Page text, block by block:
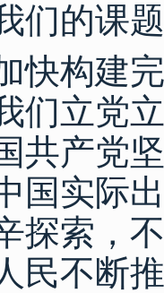
们的课
构建完
们立党
共产党
国实际
探索，
民不断